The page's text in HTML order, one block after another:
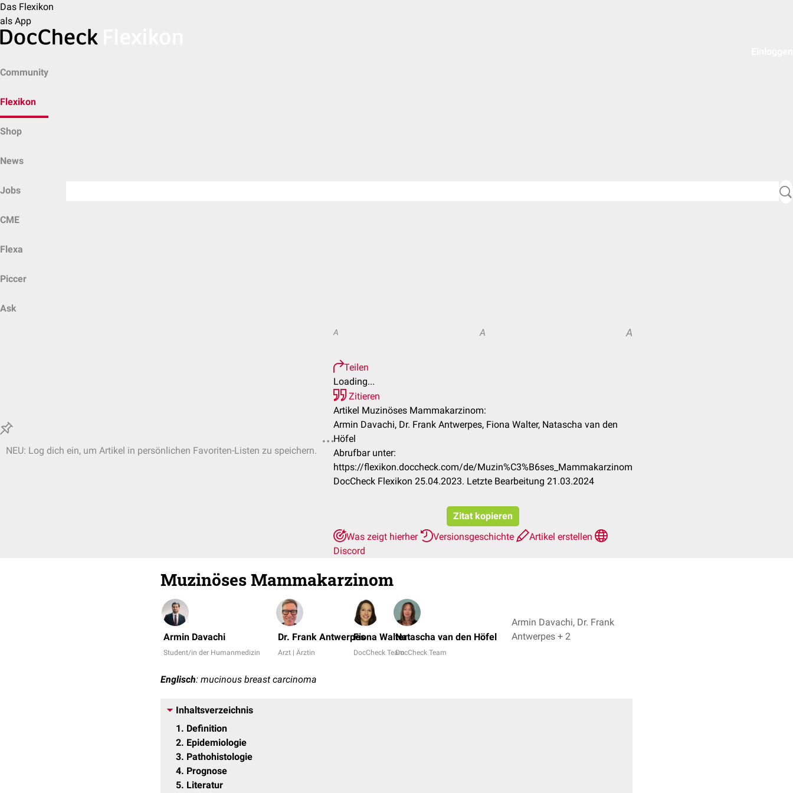
Das Flexikon
als App
Community
Flexikon
Shop
News
Jobs
CME
Flexa
Piccer
Ask
NEU: Log dich ein, um Artikel in persönlichen Favoriten-Listen zu speichern.
A A A
Teilen
Loading...
Zitieren
Artikel Muzinöses Mammakarzinom:
Armin Davachi, Dr. Frank Antwerpes, Fiona Walter, Natascha van den
Höfel
Abrufbar unter:
https://flexikon.doccheck.com/de/Muzin%C3%B6ses_Mammakarzinom
DocCheck Flexikon 25.04.2023. Letzte Bearbeitung 21.03.2024
Zitat kopieren
Was zeigt hierher
Versionsgeschichte
Artikel erstellen
Discord
Muzinöses Mammakarzinom
Armin Davachi
Student/in der Humanmedizin
Dr. Frank Antwerpes
Arzt | Ärztin
Fiona Walter
DocCheck Team
Natascha van den Höfel
DocCheck Team
Armin Davachi, Dr. Frank
Antwerpes + 2
Englisch: mucinous breast carcinoma
Inhaltsverzeichnis
1
Definition
2 Epidemiologie
3 Pathohistologie
4 Prognose
5 Literatur